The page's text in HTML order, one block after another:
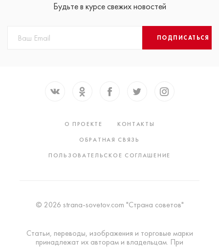
Будьте в курсе свежих новостей
ПОДПИСАТЬСЯ
О ПРОЕКТЕ
КОНТАКТЫ
ОБРАТНАЯ СВЯЗЬ
ПОЛЬЗОВАТЕЛЬСКОЕ СОГЛАШЕНИЕ
© 2026 strana-sovetov.com "Страна советов"
Статьи, переводы, изображения и торговые марки
принадлежат их авторам и владельцам. При